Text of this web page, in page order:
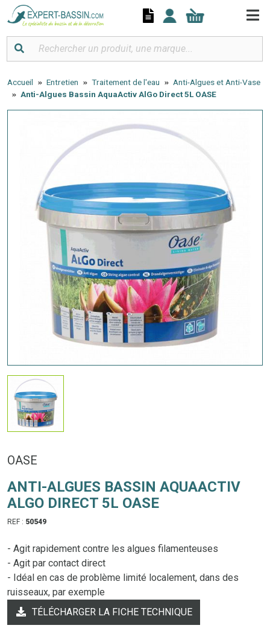
Accueil Entretien Traitement de l'eau
Anti-Algues et Anti-Vase
Anti-Algues Bassin AquaActiv AlGo Direct 5L OASE
OASE
ANTI-ALGUES BASSIN AQUAACTIV
ALGO DIRECT 5L OASE
REF : 50549
- Agit rapidement contre les algues filamenteuses
- Agit par contact direct
- Idéal en cas de problème limité localement, dans des
ruisseaux, par exemple
TÉLÉCHARGER LA FICHE TECHNIQUE
Panneau de gestion des cookies